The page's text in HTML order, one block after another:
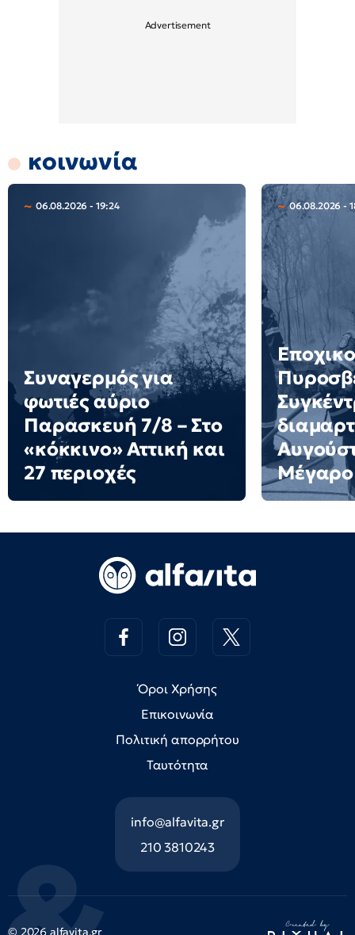
κοινωνία
06.08.2026 - 19:24
Συναγερμός για
φωτιές αύριο
Παρασκευή 7/8 – Στο
«κόκκινο» Αττική και
27 περιοχές
06.08.2026 -
Όροι Χρήσης
Επικοινωνία
Πολιτική απορρήτου
Ταυτότητα
info@alfavita.gr
210 3810243
© 2026 alfavita.gr